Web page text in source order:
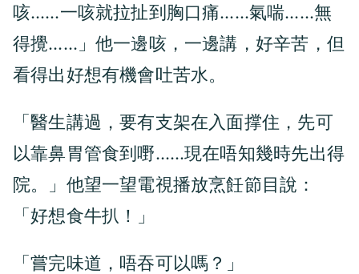
咳……一咳就拉扯到胸口痛……氣喘……無
得攪……」他一邊咳，一邊講，好辛苦，但
看得出好想有機會吐苦水。
「醫生講過，要有支架在入面撑住，先可
以靠鼻胃管食到嘢……現在唔知幾時先出得
院。」他望一望電視播放烹飪節目說：
「好想食牛扒！」
「嘗完味道，唔吞可以嗎？」